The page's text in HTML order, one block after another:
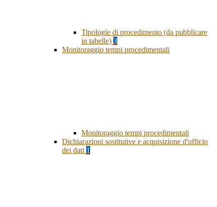
Tipologie di procedimento (da pubblicare
in tabelle) 3
Monitoraggio tempi procedimentali
Monitoraggio tempi procedimentali
Dichiarazioni sostitutive e acquisizione d'ufficio
dei dati 1